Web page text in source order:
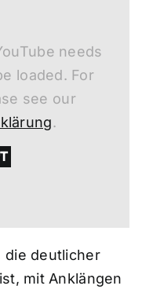
needs
loaded. For
see our
.
die deutlicher
mit Anklängen